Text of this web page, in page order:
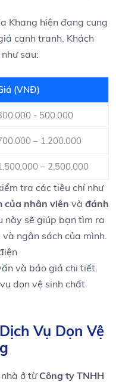
Khang hiện ​đang cung
cạnh tranh. Khách
‌sau:
(VNĐ)
​- 500.000
– 1.200.000
– 2.500.000
tra các tiêu chí như
của nhân viên vàđánh
này‌ sẽ giúp bạn ⁤tìm ra
ngân sách của‌ mình.
‍và báo ⁣giá chi tiết.
dọn​ vệ sinh chất​
Vụ Dọn Vệ
‍ở⁤ từ Công ty TNHH